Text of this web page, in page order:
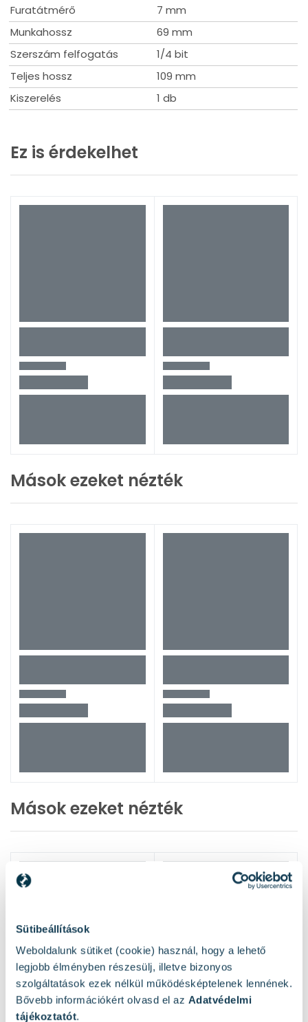
Sütibeállítások
Weboldalunk sütiket (cookie) használ, hogy a lehető
legjobb élményben részesülj, illetve bizonyos
szolgáltatások ezek nélkül működésképtelenek lennének.
Bővebb információkért olvasd el az Adatvédelmi
tájékoztatót.
Furatátmérő
7 mm
Munkahossz
69 mm
Szerszám felfogatás
1/4 bit
Teljes hossz
109 mm
Kiszerelés
1 db
Ez is érdekelhet
Mások ezeket nézték
Mások ezeket nézték